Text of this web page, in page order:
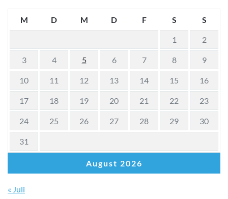
August 2026
M D M D F S S
1 2
3 4 5 6 7 8 9
10 11 12 13 14 15 16
17 18 19 20 21 22 23
24 25 26 27 28 29 30
31
« Juli